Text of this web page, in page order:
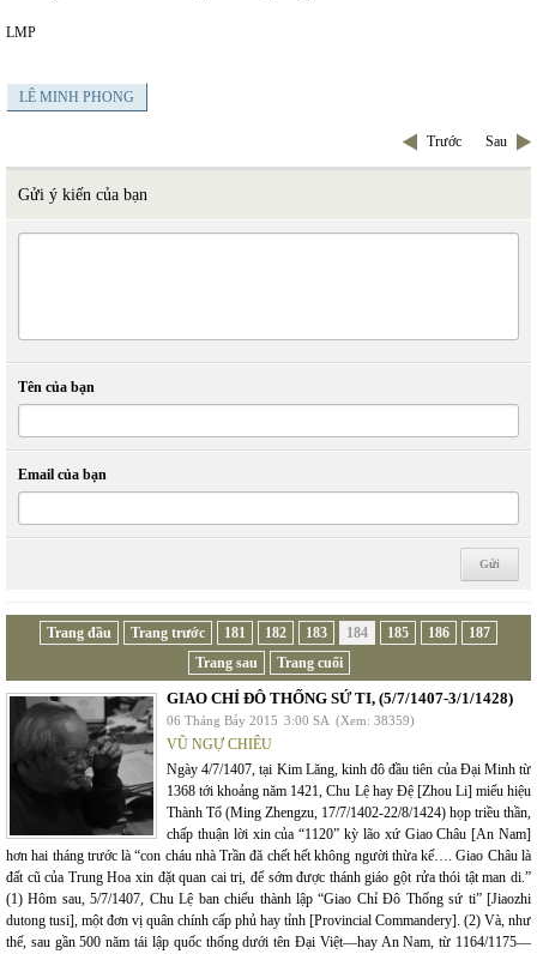
LMP
LÊ MINH PHONG
Trước Sau
Gửi ý kiến của bạn
Tên của bạn
Email của bạn
Trang đầu Trang trước 181 182 183 184 185 186
187
Trang sau
Trang cuối
GIAO CHỈ ĐÔ THỐNG SỨ TI, (5/7/1407-3/1/1428)
06 Tháng Bảy 2015 3:00 SA (Xem: 38359)
VŨ NGỰ CHIÊU
Ngày 4/7/1407, tại Kim Lăng, kinh đô đầu tiên của Đại Minh từ
1368 tới khoảng năm 1421, Chu Lệ hay Đệ [Zhou Li] miếu hiệu
Thành Tổ (Ming Zhengzu, 17/7/1402-22/8/1424) họp triều thần,
chấp thuận lời xin của “1120” kỳ lão xứ Giao Châu [An Nam]
hơn hai tháng trước là “con cháu nhà Trần đă chết hết không người thừa kế…. Giao Châu là
đất cũ của Trung Hoa xin đặt quan cai trị, để sớm được thánh giáo gột rửa thói tật man di.”
(1) Hôm sau, 5/7/1407, Chu Lệ ban chiếu thành lập “Giao Chỉ Đô Thống sứ ti” [Jiaozhi
dutong tusi], một đơn vị quân chính cấp phủ hay tỉnh [Provincial Commandery]. (2) Và, như
thế, sau gần 500 năm tái lập quốc thống dưới tên Đại Việt—hay An Nam, từ 1164/1175—